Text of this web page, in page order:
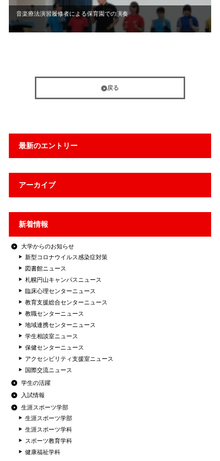
最新のエントリー
アーカイブ
新着情報
大学からのお知らせ
新型コロナウイルス感染症対策
図書館ニュース
札幌円山キャンパスニュース
臨床心理センターニュース
教育支援総合センターニュース
教職センターニュース
地域連携センターニュース
学生相談室ニュース
保健センターニュース
アクセシビリティ支援室ニュース
国際交流ニュース
学生の活躍
入試情報
生涯スポーツ学部
生涯スポーツ学部
生涯スポーツ学科
スポーツ教育学科
健康福祉学科
音楽療法演習履修者による保育園での演奏
戻る